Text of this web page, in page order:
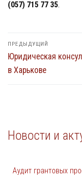
(057) 715 77 35.
Навигация
по
записям
ПРЕДЫДУЩИЙ
Предыдущий
пост:
Юридическая
в Харькове
Новости и
Аудит грантовых